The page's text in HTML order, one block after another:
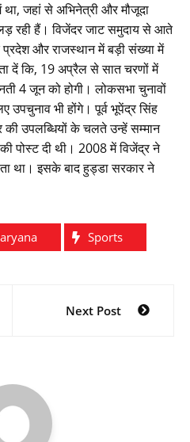
था, जहां से अभिनेत्री और मौजूदा
रही हैं। विजेंदर जाट समुदाय से आते
प्रदेश और राजस्थान में बड़ी संख्या में
दें कि, 19 अप्रैल से सात चरणों में
4 जून को होगी। लोकसभा चुनावों
उपचुनाव भी होंगे। पूर्व भूपेंद्र सिंह
की उपलब्धियों के चलते उन्हें सम्मान
पोस्ट दी थी। 2008 में विजेंद्र ने
था। इसके बाद हुड्डा सरकार ने
Sports
Next Post